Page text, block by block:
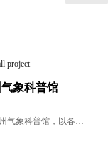
project
象科普馆